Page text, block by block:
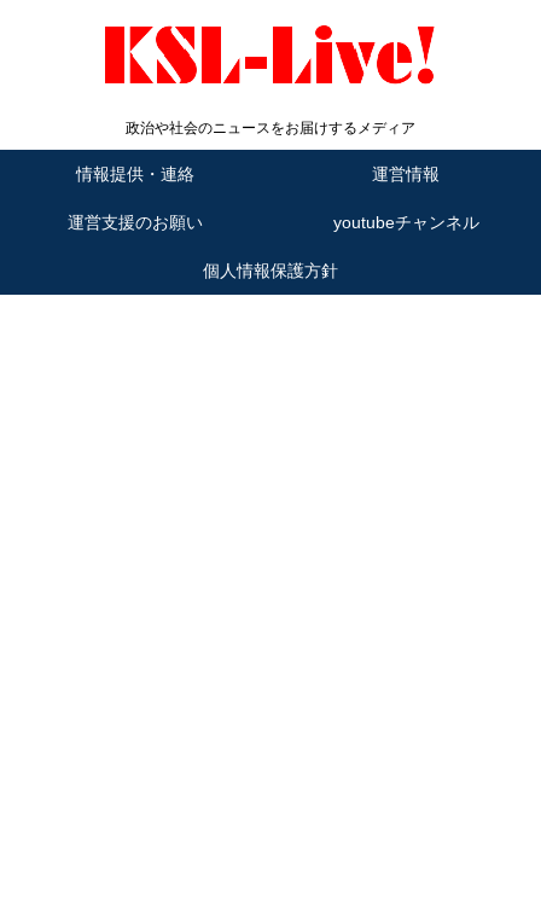
政治や社会のニュースをお届けするメディア
情報提供・連絡 運営情報
運営支援のお願い youtubeチャンネル
個人情報保護方針